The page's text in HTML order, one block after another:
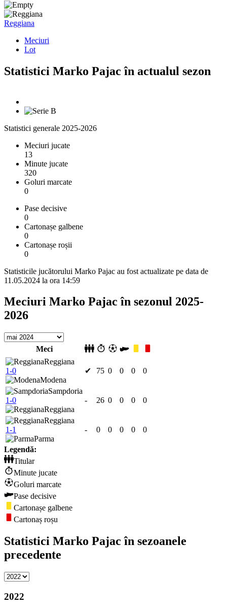
Reggiana
Meciuri
Lot
Statistici Marko Pajac în actualul sezon
Statistici generale 2025-2026
Meciuri jucate
13
Minute jucate
320
Goluri marcate
0
Pase decisive
0
Cartonașe galbene
0
Cartonașe roșii
0
Statisticile jucătorului Marko Pajac au fost actualizate pe data de
11.05.2024 la ora 14:59
Meciuri Marko Pajac în sezonul 2025-
2026
Meci
Reggiana
1-0
Modena
✔ 75 0 0 0 0
Sampdoria
1-0
Reggiana
- 26 0 0 0 0
Reggiana
1-1
Parma
- 0 0 0 0 0
Legendă:
Titular
Minute jucate
Goluri marcate
Pase decisive
Cartonașe galbene
Cartonaș roșu
Statistici Marko Pajac în sezoanele
precedente
2022